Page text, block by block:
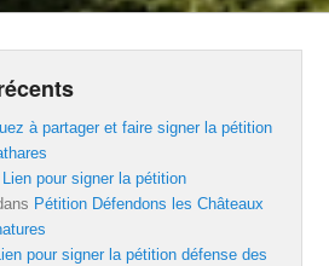
à partager et faire signer la pétition
Lien pour signer la pétition
Pétition Défendons les Châteaux
pour signer la pétition défense des